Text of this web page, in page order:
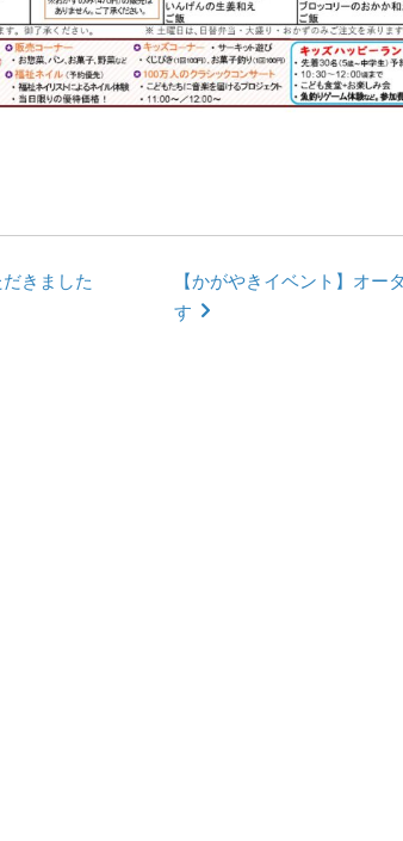
きました
【かがやきイベント】オー
す